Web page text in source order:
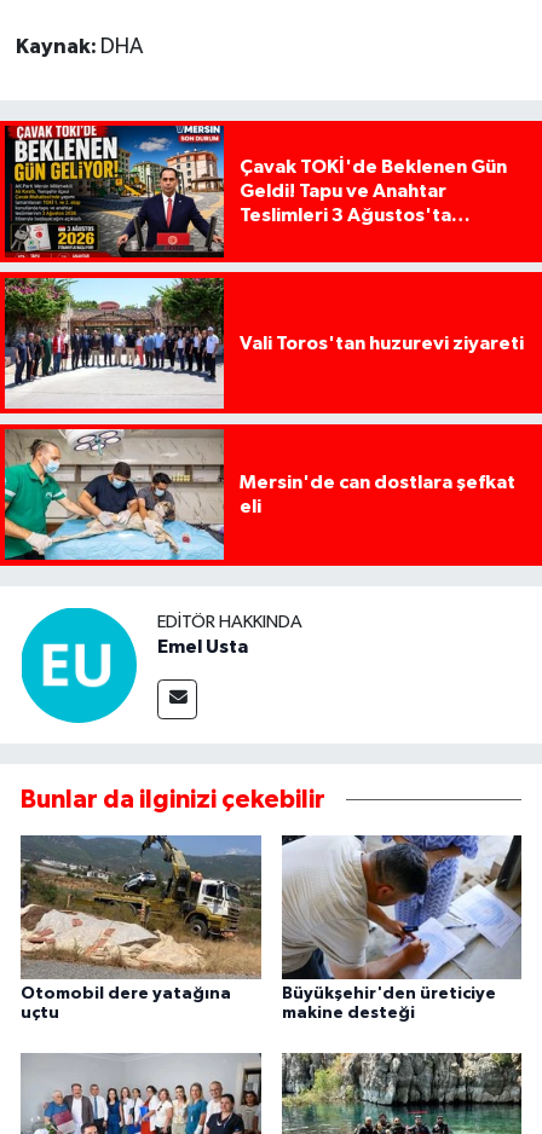
Kaynak: DHA
Çavak TOKİ'de Beklenen Gün
Geldi! Tapu ve Anahtar
Teslimleri 3 Ağustos'ta
Vali Toros'tan huzurevi ziyareti
Mersin'de can dostlara şefkat
eli
EDITÖR HAKKINDA
Emel Usta
Bunlar da ilginizi çekebilir
Otomobil dere yatağına
uçtu
Büyükşehir'den üreticiye
makine desteği